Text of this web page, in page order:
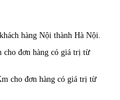
hàng Nội thành Hà Nội.
cho đơn hàng có giá trị từ
cho đơn hàng có giá trị từ